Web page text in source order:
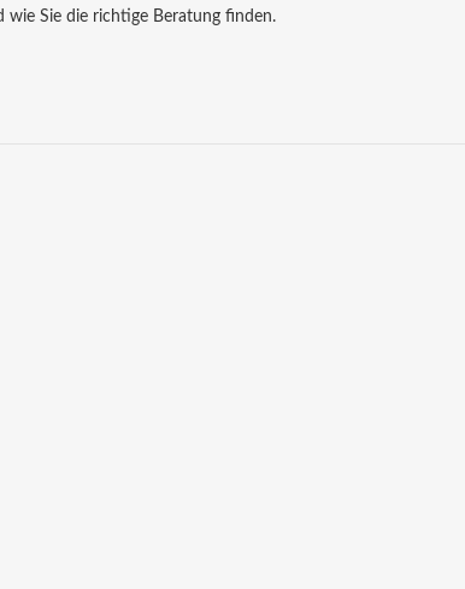
wie Sie die richtige Beratung finden.